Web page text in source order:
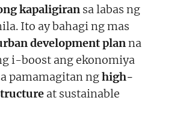
kapaligiran sa labas ng
Ito ay bahagi ng mas
development planna
i-boost ang ekonomiya
pamamagitan nghigh-
at sustainable